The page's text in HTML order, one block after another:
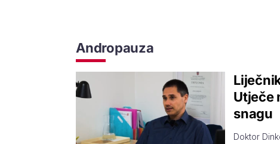
Andropauza
Utječe
snagu
Doktor